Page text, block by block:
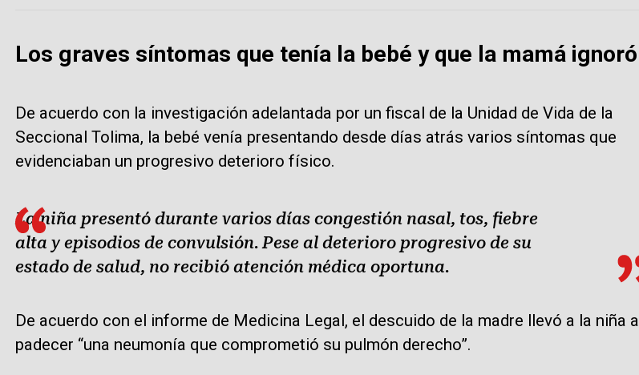
Los graves síntomas que tenía la bebé y que la mamá ignoró
De acuerdo con la investigación adelantada por un fiscal de la Unidad de Vida de la
Seccional Tolima, la bebé venía presentando desde días atrás varios síntomas que
evidenciaban un progresivo deterioro físico.
La niña presentó durante varios días congestión nasal, tos, fiebre
alta y episodios de convulsión. Pese al deterioro progresivo de su
estado de salud, no recibió atención médica oportuna.
De acuerdo con el informe de Medicina Legal, el descuido de la madre llevó a la niña a
padecer “una neumonía que comprometió su pulmón derecho”.